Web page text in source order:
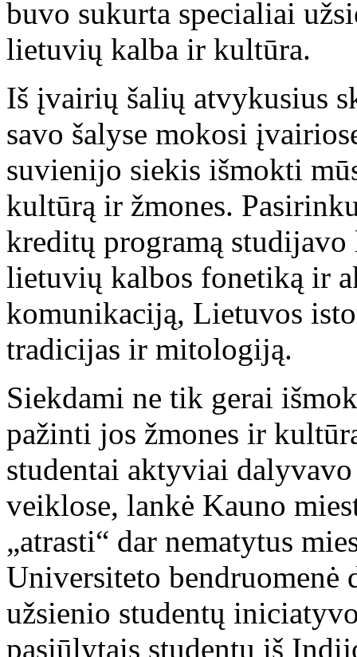
buvo sukurta specialiai
lietuvių kalba ir kultūra.
Iš įvairių šalių atvykusius
savo šalyse mokosi
suvienijo siekis išmokti
kultūrą ir žmones.
kreditų programą
lietuvių kalbos fonetiką ir
komunikaciją, Lietuvos
tradicijas ir mitologiją.
Siekdami ne tik gerai
pažinti jos žmones ir
studentai aktyviai
veiklose, lankė Kauno
„atrasti“ dar nematytus
Universiteto bendruomenė
užsienio studentų
pasiūlytais studentų iš